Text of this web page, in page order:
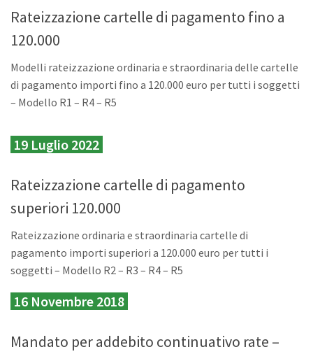
Rateizzazione cartelle di pagamento fino a
120.000
Modelli rateizzazione ordinaria e straordinaria delle cartelle
di pagamento importi fino a 120.000 euro per tutti i soggetti
– Modello R1 – R4 – R5
19 Luglio 2022
Rateizzazione cartelle di pagamento
superiori 120.000
Rateizzazione ordinaria e straordinaria cartelle di
pagamento importi superiori a 120.000 euro per tutti i
soggetti – Modello R2 – R3 – R4 – R5
16 Novembre 2018
Mandato per addebito continuativo rate –